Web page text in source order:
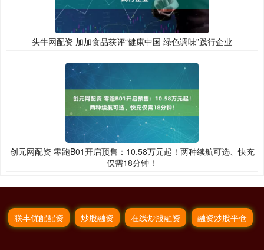
头牛网配资 加加食品获评“健康中国 绿色调味”践行企业
创元网配资 零跑B01开启预售：10.58万元起！两种续航可选、快充
仅需18分钟！
联丰优配配资 炒股融资 在线炒股融资 融资炒股平仓